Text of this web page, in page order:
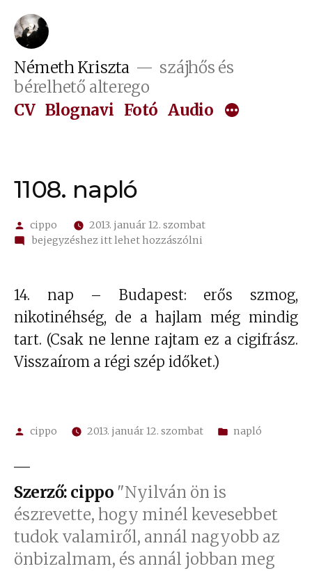
Tartalomhoz
Németh Kriszta
szájhős és
bérelhető alterego
CV Blognavi Fotó Audio
1108. napló
Szerző:
cippo
2013. január 12. szombat
on
bejegyzéshez itt lehet hozzászólni
14. nap – Budapest: erős szmog,
nikotinéhség, de a hajlam még mindig
tart. (Csak ne lenne rajtam ez a cigifrász.
Visszaírom a régi szép időket.)
Szerző:
cippo 2013. január 12. szombat Kategória:
napló
Szerző: cippo "Nyilván ön is
észrevette, hogy minél kevesebbet
tudok valamiről, annál nagyobb az
önbizalmam, és annál jobban meg